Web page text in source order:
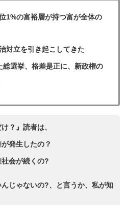
位1%の富裕層が持つ富が全体の
対立を引き起こしてきた
総選挙、格差是正に、新政権の
？』読者は、
発生したの？
会が続くの?
じゃないの?、と言うか、私が知